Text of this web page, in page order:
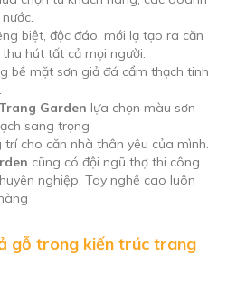
biệt, độc đáo, mới lạ tạo ra căn
hút tất cả mọi người.
bề mặt sơn giả đá cẩm thạch tinh
Garden lựa chọn màu sơn
sang trọng
cho căn nhà thân yêu của mình.
cũng có đội ngũ thợ thi công
nghiệp. Tay nghề cao luôn
gỗ trong kiến trúc trang